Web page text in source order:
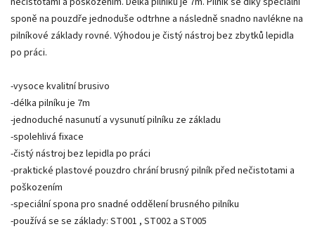
sponě na pouzdře jednoduše odtrhne a následně snadno navlékne na
pilníkové základy rovné. Výhodou je čistý nástroj bez zbytků lepidla
po práci.
-vysoce kvalitní brusivo
-délka pilníku je 7m
-jednoduché nasunutí a vysunutí pilníku ze základu
-spolehlivá fixace
-čistý nástroj bez lepidla po práci
-praktické plastové pouzdro chrání brusný pilník před nečistotami a
poškozením
-speciální spona pro snadné oddělení brusného pilníku
-používá se se základy: ST001 , ST002 a ST005